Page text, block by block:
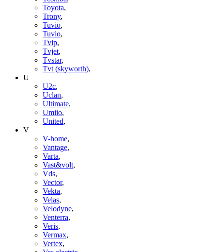
Toyota,
Trony,
Tuvio,
Tuvio,
Tvip,
Tvjet,
Tvstar,
Tvt (skyworth),
U
U2c,
Uclan,
Ultimate,
Umiio,
United,
V
V-home,
Vantage,
Varta,
Vast&volt,
Vds,
Vector,
Vekta,
Velas,
Velodyne,
Venterra,
Veris,
Vermax,
Vertex,